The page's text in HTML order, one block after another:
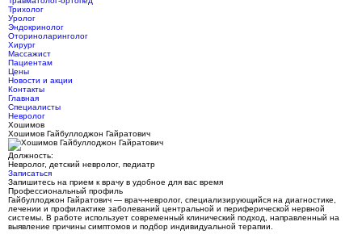
Трихолог
Уролог
Эндокринолог
Оториноларинголог
Хирург
Массажист
Пациентам
Цены
Новости и акции
Контакты
Главная
Специалисты
Невролог
Хошимов
Хошимов Гайбуллоджон Гайратович
Должность:
Невролог, детский невролог, педиатр
Записаться
Запишитесь на прием к врачу в удобное для вас время
Профессиональный профиль
Гайбуллоджон Гайратович — врач-невролог, специализирующийся на диагностике,
лечении и профилактике заболеваний центральной и периферической нервной
системы. В работе использует современный клинический подход, направленный на
выявление причины симптомов и подбор индивидуальной терапии.